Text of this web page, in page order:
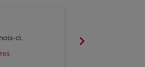
ci.
chevron_right